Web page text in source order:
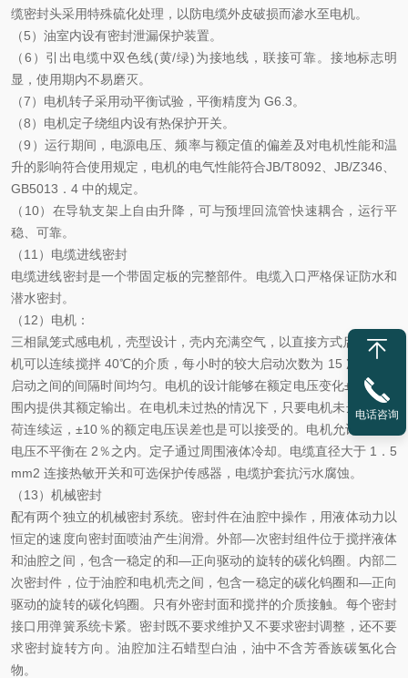
缆密封头采用特殊硫化处理，以防电缆外皮破损而渗水至电机。
（5）油室内设有密封泄漏保护装置。
（6）引出电缆中双色线(黄/绿)为接地线，联接可靠。接地标志明
显，使用期内不易磨灭。
（7）电机转子采用动平衡试验，平衡精度为 G6.3。
（8）电机定子绕组内设有热保护开关。
（9）运行期间，电源电压、频率与额定值的偏差及对电机性能和温
升的影响符合使用规定，电机的电气性能符合JB/T8092、JB/Z346、
GB5013．4 中的规定。
（10）在导轨支架上自由升降，可与预埋回流管快速耦合，运行平
稳、可靠。
（11）电缆进线密封
电缆进线密封是一个带固定板的完整部件。电缆入口严格保证防水和
潜水密封。
（12）电机：
三相鼠笼式感电机，壳型设计，壳内充满空气，以直接方式启动， 电
机可以连续搅拌 40℃的介质，每小时的较大启动次数为 15 次，每次
启动之间的间隔时间均匀。电机的设计能够在额定电压变化±5％的范
围内提供其额定输出。在电机未过热的情况下，只要电机未达到满负
荷连续运，±10％的额定电压误差也是可以接受的。电机允许的相间
电压不平衡在 2％之内。定子通过周围液体冷却。电缆直径大于 1．5
mm2 连接热敏开关和可选保护传感器，电缆护套抗污水腐蚀。
（13）机械密封
配有两个独立的机械密封系统。密封件在油腔中操作，用液体动力以
恒定的速度向密封面喷油产生润滑。外部—次密封组件位于搅拌液体
和油腔之间，包含一稳定的和—正向驱动的旋转的碳化钨圈。内部二
次密封件，位于油腔和电机壳之间，包含一稳定的碳化钨圈和—正向
驱动的旋转的碳化钨圈。只有外密封面和搅拌的介质接触。每个密封
接口用弹簧系统卡紧。密封既不要求维护又不要求密封调整，还不要
求密封旋转方向。油腔加注石蜡型白油，油中不含芳香族碳氢化合
物。
电话咨询